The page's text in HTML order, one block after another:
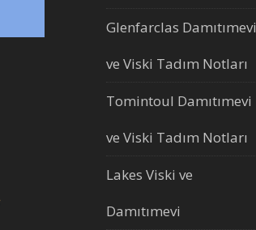
Glenfarclas Damıtımevi
ve Viski Tadım Notları
Tomintoul Damıtımevi
ve Viski Tadım Notları
Lakes Viski ve
Damıtımevi